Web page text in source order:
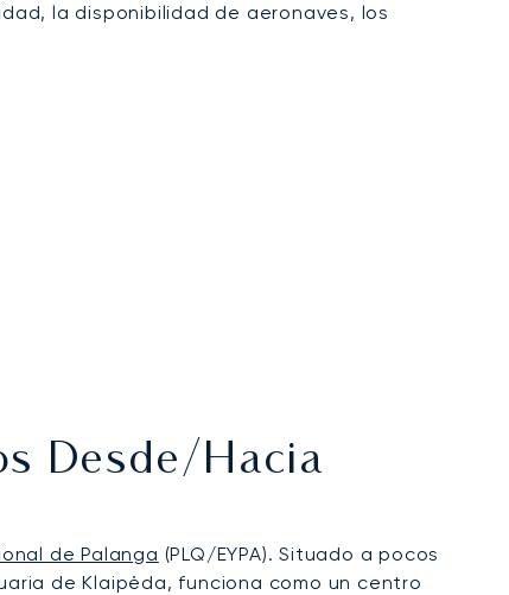
la disponibilidad de aeronaves, los
Desde/hacia
de Palanga (PLQ/EYPA). Situado a pocos
de Klaipėda, funciona como un centro